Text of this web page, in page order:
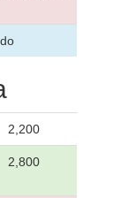
2,200
2,800